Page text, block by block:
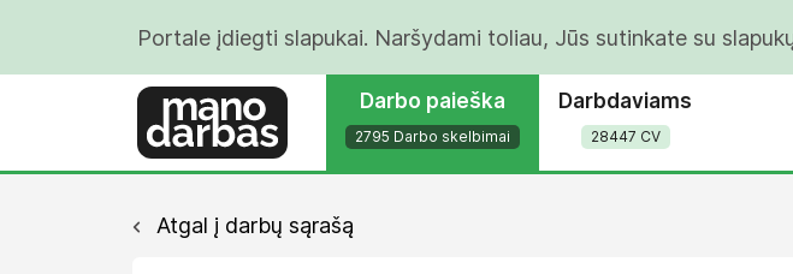
Portale įdiegti slapukai. Naršydami toliau, Jūs sutinkate su
Darbo paieška
2795 Darbo skelbimai
Darbdaviams
28447 CV
Atgal į darbų sąrašą